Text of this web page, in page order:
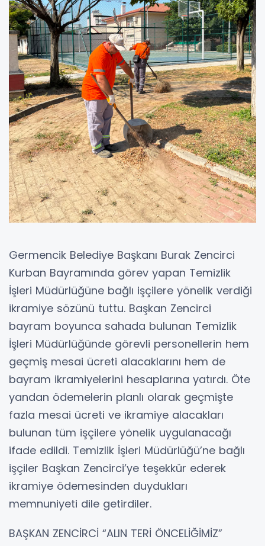
Germencik Belediye Başkanı Burak Zencirci
Kurban Bayramında görev yapan Temizlik
İşleri Müdürlüğüne bağlı işçilere yönelik verdiği
ikramiye sözünü tuttu. Başkan Zencirci
bayram boyunca sahada bulunan Temizlik
İşleri Müdürlüğünde görevli personellerin hem
geçmiş mesai ücreti alacaklarını hem de
bayram ikramiyelerini hesaplarına yatırdı. Öte
yandan ödemelerin planlı olarak geçmişte
fazla mesai ücreti ve ikramiye alacakları
bulunan tüm işçilere yönelik uygulanacağı
ifade edildi. Temizlik İşleri Müdürlüğü’ne bağlı
işçiler Başkan Zencirci’ye teşekkür ederek
ikramiye ödemesinden duydukları
memnuniyeti dile getirdiler.
BAŞKAN ZENCİRCİ “ALIN TERİ ÖNCELİĞİMİZ”